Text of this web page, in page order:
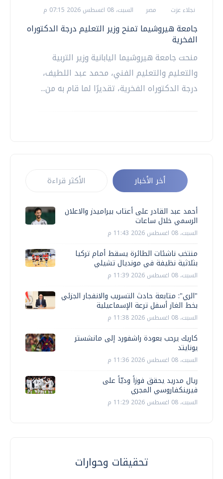
نجلاء عزت مصر السبت، 08 اغسطس 2026 07:15 م
جامعة هيروشيما تمنح وزير التعليم درجة الدكتوراه
الفخرية
منحت جامعة هيروشيما اليابانية وزير التربية
والتعليم والتعليم الفني، محمد عبد اللطيف،
درجة الدكتوراه الفخرية، تقديرًا لما قام به من...
أخر الأخبار الأكثر قراءة
أحمد عبد القادر على أعتاب بيراميدز والاعلان
الرسمي خلال ساعات
السبت، 08 اغسطس 2026 11:43 م
منتخب ناشئات الطائرة يسقط أمام تركيا
بثلاثية نظيفة في مونديال تشيلي
السبت، 08 اغسطس 2026 11:39 م
"الري": متابعة حادث التسريب والانفجار الجزئي
بخط الغاز أسفل ترعة الإسماعيلية
السبت، 08 اغسطس 2026 11:38 م
كاريك يرحب بعودة راشفورد إلى مانشستر
يونايتد
السبت، 08 اغسطس 2026 11:36 م
ريال مدريد يحقق فوزاً وديّاً على
فيرينكفاروسي المجري
السبت، 08 اغسطس 2026 11:29 م
تحقيقات وحوارات